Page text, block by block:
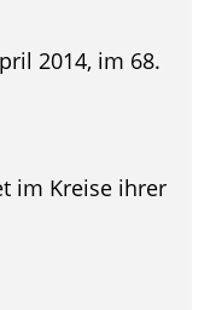
2014, im 68.
im Kreise ihrer